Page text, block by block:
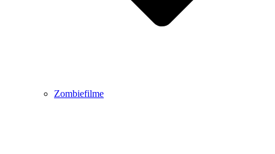
Zombiefilme